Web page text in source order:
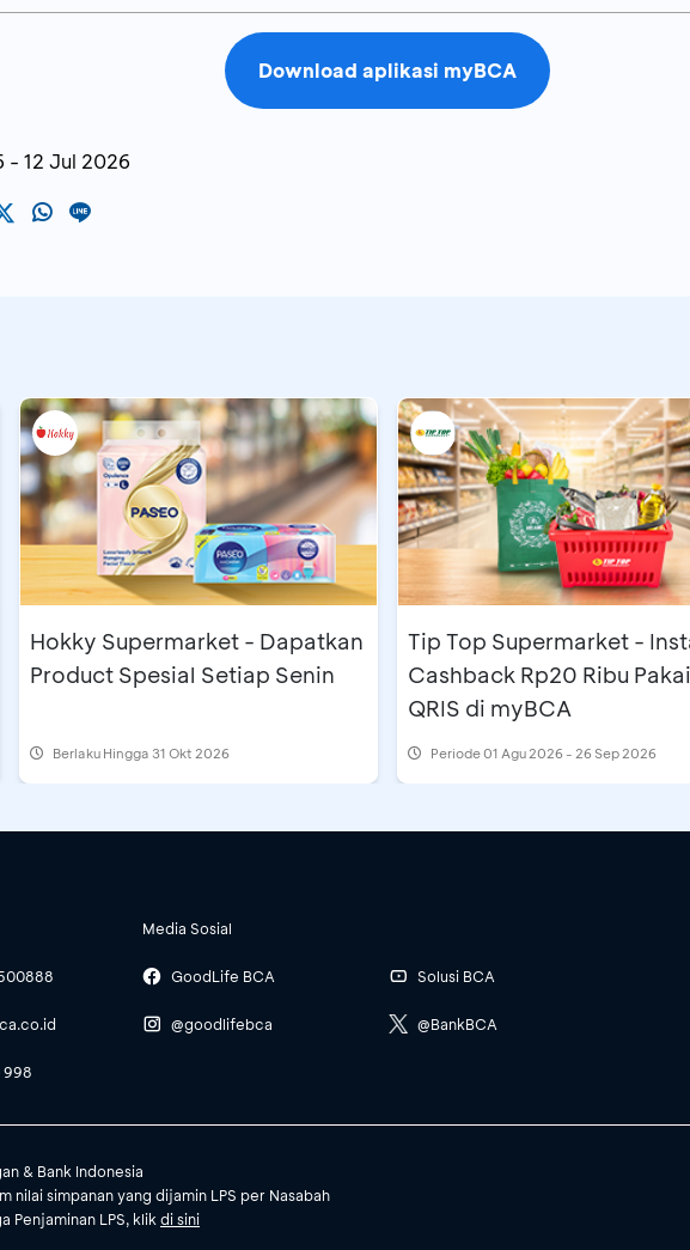
myBCAdengan minimum nominal
Rp500.000
di booth BCA express dengan setoran awal minimum
Urban Forest Cipete
Download aplikasi myBCA
- 12 Jul 2026
Hokky Supermarket - Dapatkan
Product Spesial Setiap Senin
Berlaku Hingga 31 Okt 2026
Tip Top Supermarket -
Cashback Rp20 Ribu Pakai
QRIS di myBCA
Periode01 Agu 2026 - 26 Sep 2026
998
Media Sosial
GoodLife BCA
@goodlifebca
Solusi BCA
@BankBCA
& Bank Indonesia
nilai simpanan yang dijamin LPS per Nasabah
Penjaminan LPS, klikdi sini